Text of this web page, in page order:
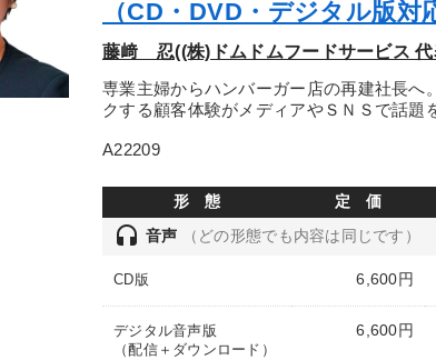
（CD・DVD・デジタル版対
藤﨑 忍((株)ドムドムフードサービス 代
専業主婦からハンバーガー店の再建社長へ
クする顧客体験がメディアやＳＮＳで話題
A22209
形 態 定 価
headset 音声 （どの形態でも内容は同じです）
CD版 6,600円
デジタル音声版
（配信＋ダウンロード）
6,600円